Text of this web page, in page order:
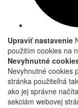
Upraviť nastavenie
použitím cookies na
Nevyhnutné
Nevyhnutné cookies
stránka použiteľná
ako jej správne
sekciám webovej